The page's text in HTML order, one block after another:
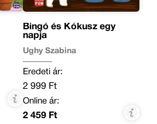
Bingó és Kókusz egy
napja
Ughy Szabina
Eredeti ár:
2 999 Ft
Online ár:
2 459 Ft